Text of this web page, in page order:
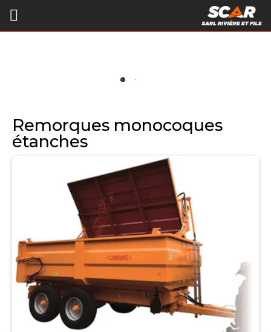
Remorques monocoques
étanches